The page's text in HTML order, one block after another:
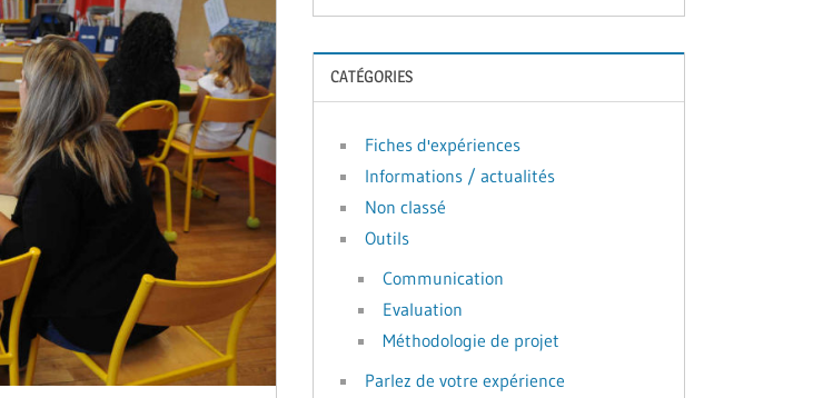
CATÉGORIES
Fiches d'expériences
Informations / actualités
Non classé
Outils
Communication
Evaluation
Méthodologie de projet
Parlez de votre expérience